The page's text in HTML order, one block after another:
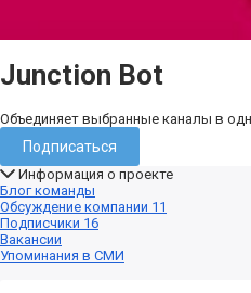
Junction Bot
Объединяет выбранные каналы в
Подписаться
Информация о проекте
Блог команды
Обсуждение компании 11
Подписчики 16
Вакансии
Упоминания в СМИ